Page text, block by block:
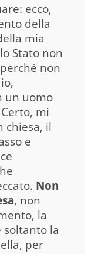
ecco,
della
mia
Stato non
non
un uomo
mi
chiesa, il
e
Non
, non
la
soltanto la
per